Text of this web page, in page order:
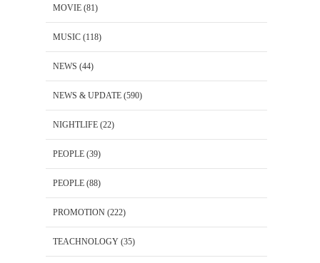
MOVIE (81)
MUSIC (118)
NEWS (44)
NEWS & UPDATE (590)
NIGHTLIFE (22)
PEOPLE (39)
PEOPLE (88)
PROMOTION (222)
TEACHNOLOGY (35)